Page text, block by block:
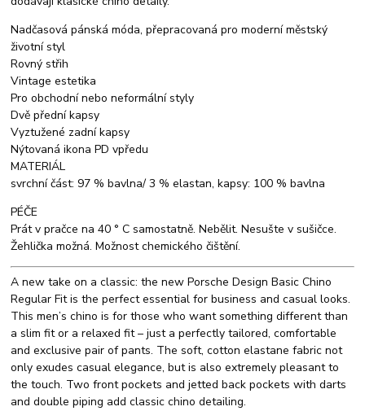
Nadčasová pánská móda, přepracovaná pro moderní městský
životní styl
Rovný střih
Vintage estetika
Pro obchodní nebo neformální styly
Dvě přední kapsy
Vyztužené zadní kapsy
Nýtovaná ikona PD vpředu
MATERIÁL
svrchní část: 97 % bavlna/ 3 % elastan, kapsy: 100 % bavlna
PÉČE
Prát v pračce na 40 ° C samostatně. Nebělit. Nesušte v sušičce.
Žehlička možná. Možnost chemického čištění.
A new take on a classic: the new Porsche Design Basic Chino
Regular Fit is the perfect essential for business and casual looks.
This men’s chino is for those who want something different than
a slim fit or a relaxed fit – just a perfectly tailored, comfortable
and exclusive pair of pants. The soft, cotton elastane fabric not
only exudes casual elegance, but is also extremely pleasant to
the touch. Two front pockets and jetted back pockets with darts
and double piping add classic chino detailing.